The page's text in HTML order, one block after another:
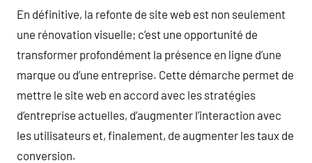
En définitive, la refonte de site web est non seulement
une rénovation visuelle; c’est une opportunité de
transformer profondément la présence en ligne d’une
marque ou d’une entreprise. Cette démarche permet de
mettre le site web en accord avec les stratégies
d’entreprise actuelles, d’augmenter l’interaction avec
les utilisateurs et, finalement, de augmenter les taux de
conversion.